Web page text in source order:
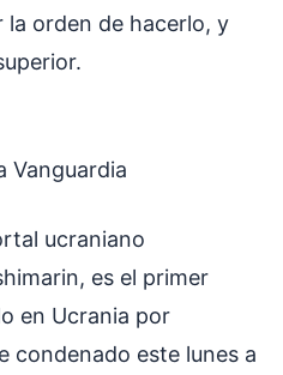
la orden de hacerlo, y
Vanguardia
ucraniano
es el primer
en Ucrania por
condenado este lunes a